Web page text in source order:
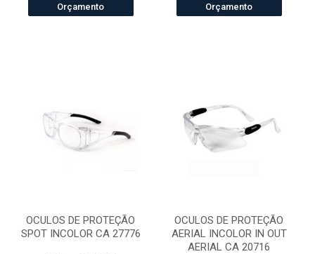
Orçamento
Orçamento
OCULOS DE PROTEÇÃO
SPOT INCOLOR CA 27776
OCULOS DE PROTEÇÃO
AERIAL INCOLOR IN OUT
AERIAL CA 20716